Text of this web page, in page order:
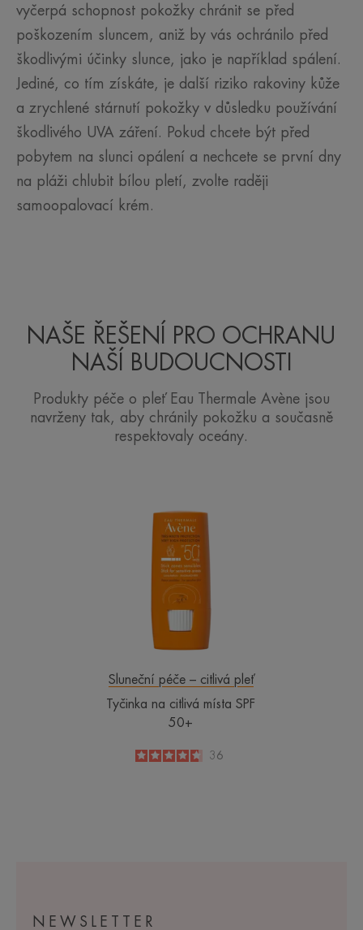
vyčerpá schopnost pokožky chránit se před
poškozením sluncem, aniž by vás ochránilo před
škodlivými účinky slunce, jako je například spálení.
Jediné, co tím získáte, je další riziko rakoviny kůže
a zrychlené stárnutí pokožky v důsledku používání
škodlivého UVA záření. Pokud chcete být před
pobytem na slunci opálení a nechcete se první dny
na pláži chlubit bílou pletí, zvolte raději
samoopalovací krém.
NAŠE ŘEŠENÍ PRO OCHRANU
NAŠÍ BUDOUCNOSTI
Produkty péče o pleť Eau Thermale Avène jsou
navrženy tak, aby chránily pokožku a současně
respektovaly oceány.
na
citlivá
místa
SPF
50+
Sluneční péče – citlivá pleť
Tyčinka na citlivá místa SPF
50+
4.7
/
5
36
NEWSLETTER